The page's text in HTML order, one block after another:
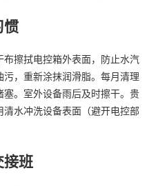
惯
擦拭电控箱外表面，防止水汽
，重新涂抹润滑脂。每月清理
。室外设备雨后及时擦干。贵
水冲洗设备表面（避开电控部
接班